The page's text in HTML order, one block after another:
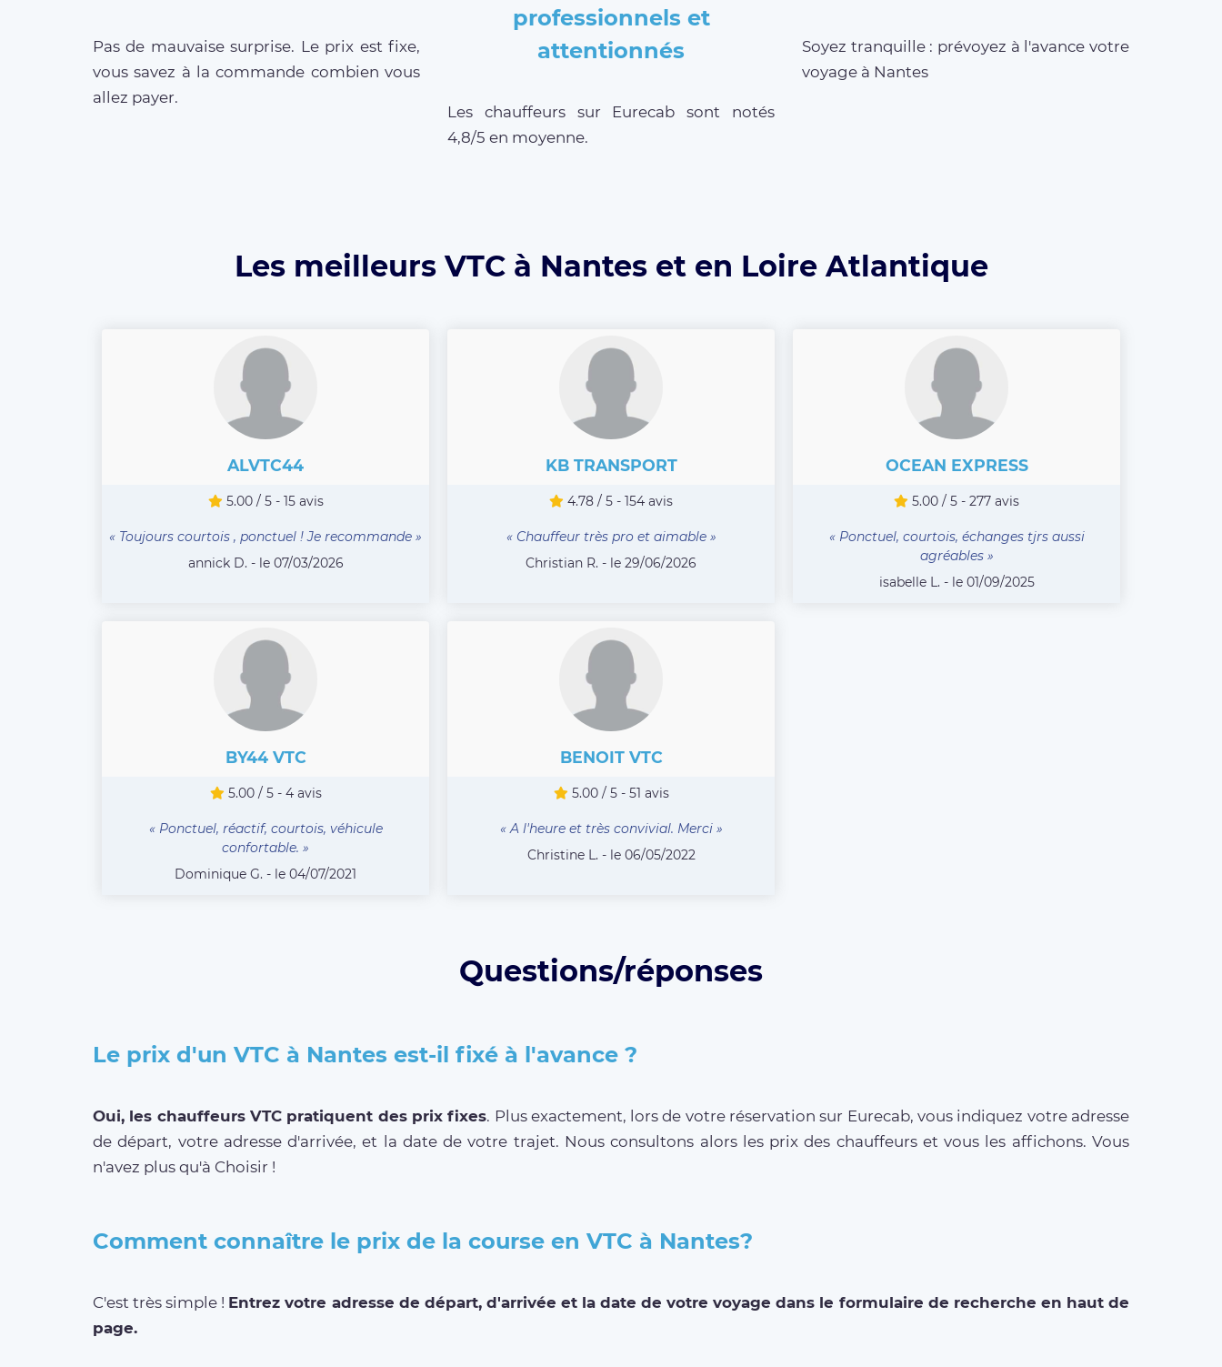
Pas de mauvaise surprise. Le prix est fixe,
vous savez à la commande combien vous
allez payer.
professionnels et
attentionnés
Les chauffeurs sur Eurecab sont notés
4,8/5 en moyenne.
Soyez tranquille : prévoyez à l'avance votre
voyage à Nantes
Les meilleurs VTC à Nantes et en Loire Atlantique
ALVTC44
5.00 / 5 - 15 avis
« Toujours courtois , ponctuel ! Je recommande »
annick D. - le 07/03/2026
KB TRANSPORT
4.78 / 5 - 154 avis
« Chauffeur très pro et aimable »
Christian R. - le 29/06/2026
OCEAN EXPRESS
5.00 / 5 - 277 avis
« Ponctuel, courtois, échanges tjrs aussi
agréables »
isabelle L. - le 01/09/2025
BY44 VTC
5.00 / 5 - 4 avis
« Ponctuel, réactif, courtois, véhicule
confortable. »
Dominique G. - le 04/07/2021
BENOIT VTC
5.00 / 5 - 51 avis
« A l'heure et très convivial. Merci »
Christine L. - le 06/05/2022
Questions/réponses
Le prix d'un VTC à Nantes est-il fixé à l'avance ?
Oui, les chauffeurs VTC pratiquent des prix fixes. Plus exactement, lors de votre réservation sur Eurecab, vous indiquez votre adresse
de départ, votre adresse d'arrivée, et la date de votre trajet. Nous consultons alors les prix des chauffeurs et vous les affichons. Vous
n'avez plus qu'à Choisir !
Comment connaître le prix de la course en VTC à Nantes?
C'est très simple ! Entrez votre adresse de départ, d'arrivée et la date de votre voyage dans le formulaire de recherche en haut de
page.